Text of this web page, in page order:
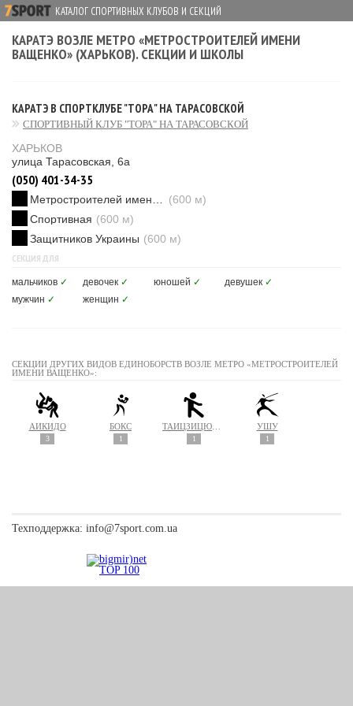
КАТАЛОГ СПОРТИВНЫХ КЛУБОВ И СЕКЦИЙ
КАРАТЭ ВОЗЛЕ МЕТРО «МЕТРОСТРОИТЕЛЕЙ ИМЕНИ
ВАЩЕНКО» (ХАРЬКОВ). СЕКЦИИ И ШКОЛЫ
КАРАТЭ В СПОРТКЛУБЕ "ТОРА" НА ТАРАСОВСКОЙ
СПОРТИВНЫЙ КЛУБ "ТОРА" НА ТАРАСОВСКОЙ
ХАРЬКОВ
улица Тарасовская, 6а
(050) 401-34-35
(600 м)
Спортивная (600 м)
Защитников Украины (600 м)
СЕКЦИЯ ДЛЯ
мальчиков ✓ девочек ✓ юношей ✓ девушек ✓
мужчин ✓ женщин ✓
СЕКЦИИ ДРУГИХ ВИДОВ ЕДИНОБОРСТВ ВОЗЛЕ МЕТРО «МЕТРОСТРОИТЕЛЕЙ
ИМЕНИ ВАЩЕНКО»:
АЙКИДО
3
БОКС
1 1
УШУ
1
Техподдержка: info@7sport.com.ua